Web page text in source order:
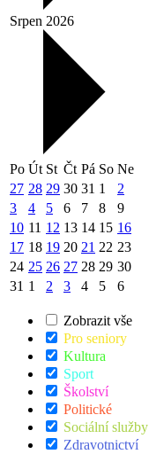
Srpen 2026
Po Út St Čt Pá So Ne
27 28 29 30 31 1
2
3
4 5 6 7 8
9
10 11 12 13 14 15 16
17 18 19 20 21 22 23
24 25 26 27 28 29 30
31 1 2 3 4 5 6
Zobrazit vše
Pro seniory
Kultura
Sport
Školství
Politické
Sociální služby
Zdravotnictví